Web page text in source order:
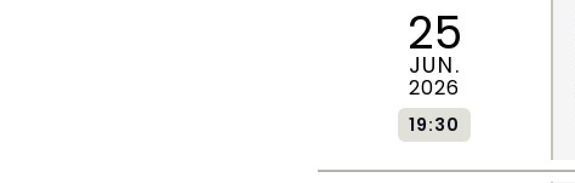
25
JUN.
2026
19:30